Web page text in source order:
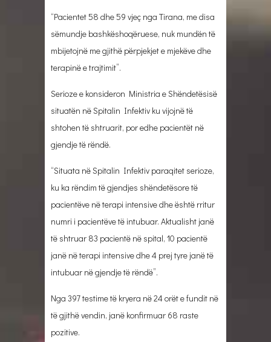
“Pacientet 58 dhe 59 vjeç nga Tirana, me disa
sëmundje bashkëshoqëruese, nuk mundën të
mbijetojnë me gjithë përpjekjet e mjekëve dhe
terapinë e trajtimit”.
Serioze e konsideron Ministria e Shëndetësisë
situatën në Spitalin Infektiv ku vijojnë të
shtohen të shtruarit, por edhe pacientët në
gjendje të rëndë.
“Situata në Spitalin Infektiv paraqitet serioze,
ku ka rëndim të gjendjes shëndetësore të
pacientëve në terapi intensive dhe është rritur
numri i pacientëve të intubuar. Aktualisht janë
të shtruar 83 pacientë në spital, 10 pacientë
janë në terapi intensive dhe 4 prej tyre janë të
intubuar në gjendje të rëndë”.
Nga 397 testime të kryera në 24 orët e fundit në
të gjithë vendin, janë konfirmuar 68 raste
pozitive.